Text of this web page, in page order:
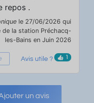
repos .
le 27/06/2026 qui
la station Préchacq-
les-Bains en Juin 2026
Avis utile ? 1
un avis